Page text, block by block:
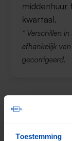
Toestemming
kwartaal.
* Verschillen
afhankelijk
gecorrigeerd.
sector in